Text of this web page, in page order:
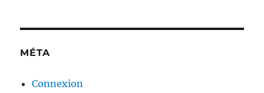
MÉTA
Connexion